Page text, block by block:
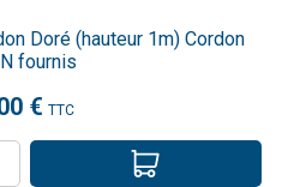
Doré (hauteur 1m) Cordon
fournis
€ TTC